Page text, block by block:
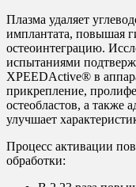
Плазма удаляет
имплантата, повышая
остеоинтеграцию.
испытаниями
XPEEDActive® в
прикрепление,
остеобластов, а также
улучшает
Процесс активации
обработки: